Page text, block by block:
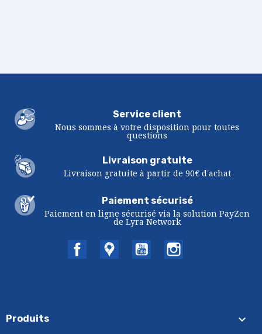
Service client
Nous sommes à votre disposition pour toutes
questions
Livraison gratuite
Livraison gratuite à partir de 90€ d'achat
Paiement sécurisé
Paiement en ligne sécurisé via la solution PayZen
de Lyra Network
Facebook Twitter YouTube
Produits 